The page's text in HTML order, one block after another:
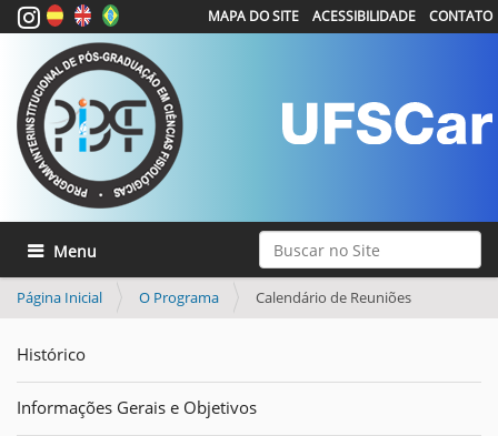
Busca Avançada…
MAPA DO SITE ACESSIBILIDADE CONTATO
Toggle navigation
Página Inicial O Programa Calendário de Reuniões
Histórico
Informações Gerais e Objetivos